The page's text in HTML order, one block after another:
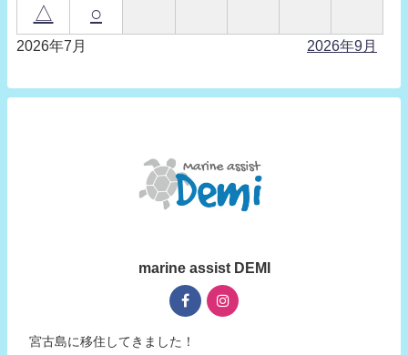
△ ○
2026年7月 2026年9月
marine assist DEMI
宮古島に移住してきました！